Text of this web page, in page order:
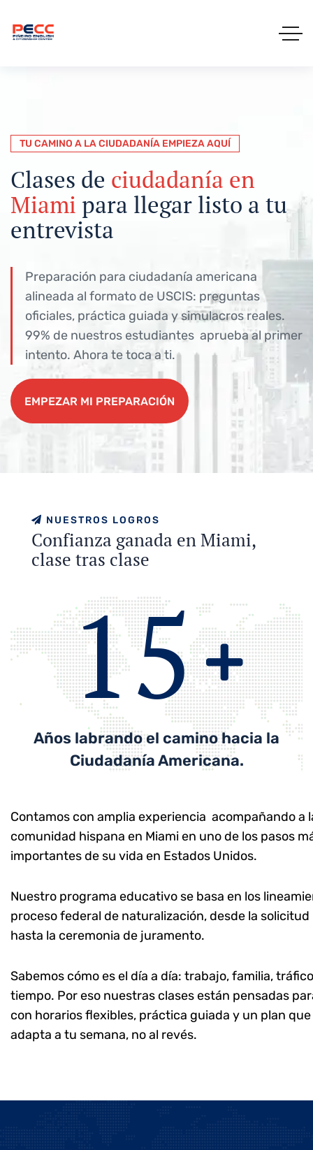
TU CAMINO A LA CIUDADANÍA EMPIEZA AQUÍ
Clases de ciudadanía en
Miami para llegar listo a tu
entrevista
Preparación para ciudadanía americana
alineada al formato de USCIS: preguntas
oficiales, práctica guiada y simulacros reales.
99% de nuestros estudiantes aprueba al primer
intento. Ahora te toca a ti.
EMPEZAR MI PREPARACIÓN
N U ESTROS LOGROS
Confianza ganada enMiami,
clase tras clase
15
Años labrando el camino hacia la
Ciudadanía Americana.
Contamos con amplia experiencia acompañando a
comunidad hispana en Miami en uno de los pasos
importantes de su vida en Estados Unidos.
Nuestro programa educativo se basa en los
proceso federal de naturalización, desde la
hasta la ceremonia de juramento.
Sabemos cómo es el día a día: trabajo, familia,
tiempo. Por eso nuestras clases están pensadas
con horarios flexibles, práctica guiada y un plan que
adapta a tu semana, no al revés.